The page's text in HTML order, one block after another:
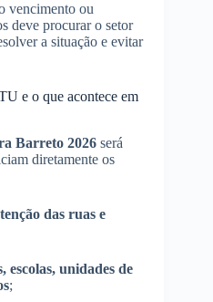
vencimento ou
deve procurar o setor
a situação e evitar
e o que acontece em
Barreto 2026 será
diretamente os
das ruas e
escolas, unidades de
;